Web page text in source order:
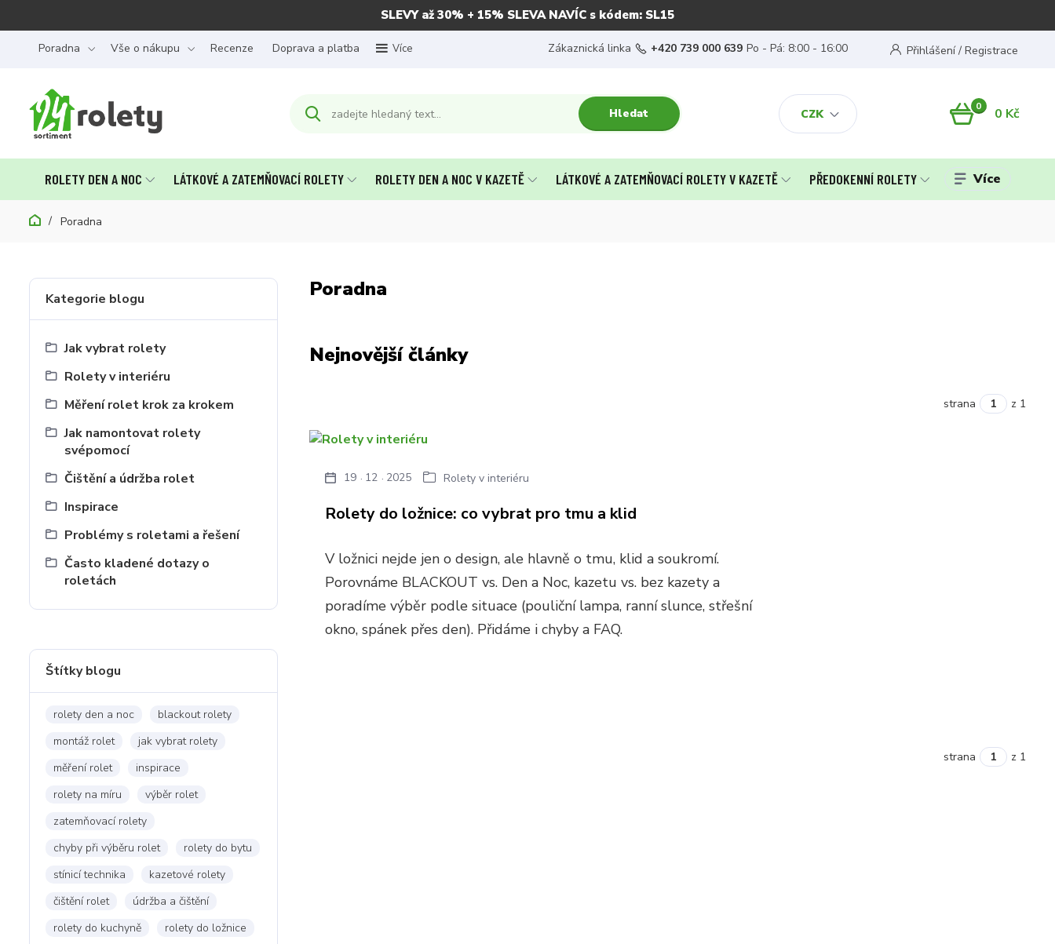
SLEVY až 30% + 15% SLEVA NAVÍC s kódem: SL15
Poradna Vše o nákupu Recenze Doprava a platba Více
CZK
Přihlášení / Registrace
Hledat
Zákaznická linka +420 739 000 639 Po - Pá: 8:00 - 16:00
0 0 Kč
ROLETY DEN A NOC LÁTKOVÉ A ZATEMŇOVACÍ ROLETY ROLETY DEN A NOC V KAZETĚ LÁTKOVÉ A ZATEMŇOVACÍ ROLETY V KAZETĚ PŘEDOKENNÍ ROLETY Více
Poradna
Kategorie blogu
Jak vybrat rolety
Rolety v interiéru
Měření rolet krok za krokem
Jak namontovat rolety
svépomocí
Čištění a údržba rolet
Inspirace
Problémy s roletami a řešení
Často kladené dotazy o
roletách
Štítky blogu
rolety den a noc
blackout rolety
montáž rolet
jak vybrat rolety
měření rolet
inspirace
rolety na míru
výběr rolet
zatemňovací rolety
chyby při výběru rolet
rolety do bytu
stínicí technika
kazetové rolety
čištění rolet
údržba a čištění
rolety do kuchyně
rolety do ložnice
Poradna
Nejnovější články
strana z 1
Rolety do ložnice: co vybrat pro tmu a klid
19 12 2025 Rolety v interiéru
V ložnici nejde jen o design, ale hlavně o tmu, klid a soukromí.
Porovnáme BLACKOUT vs. Den a Noc, kazetu vs. bez kazety a
poradíme výběr podle situace (pouliční lampa, ranní slunce, střešní
okno, spánek přes den). Přidáme i chyby a FAQ.
strana z 1